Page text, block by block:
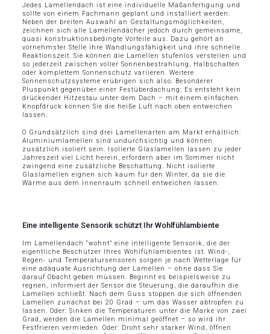
Jedes Lamellendach ist eine individuelle Maßanfertigung und
sollte von einem Fachmann geplant und installiert werden.
Neben der breiten Auswahl an Gestaltungsmöglichkeiten,
zeichnen sich alle Lamellendächer jedoch durch gemeinsame,
quasi konstruktionsbedingte Vorteile aus. Dazu gehört an
vornehmster Stelle ihre Wandlungsfähigkeit und ihre schnelle
Reaktionszeit. Sie können die Lamellen stufenlos verstellen und
so jederzeit zwischen voller Sonnenbestrahlung, Halbschatten
oder komplettem Sonnenschutz variieren. Weitere
Sonnenschutzsysteme erübrigen sich also. Besonderer
Pluspunkt gegenüber einer Festüberdachung: Es entsteht kein
drückender Hitzestau unter dem Dach – mit einem einfachen
Knopfdruck können Sie die heiße Luft nach oben entweichen
lassen.
O Grundsätzlich sind drei Lamellenarten am Markt erhältlich:
Aluminiumlamellen sind undurchsichtig und können
zusätzlich isoliert sein. Isolierte Glaslamellen lassen zu jeder
Jahreszeit viel Licht herein, erfordern aber im Sommer nicht
zwingend eine zusätzliche Beschattung. Nicht isolierte
Glaslamellen eignen sich kaum für den Winter, da sie die
Wärme aus dem Innenraum schnell entweichen lassen.
Eine intelligente Sensorik schützt Ihr Wohlfühlambiente
Im Lamellendach “wohnt” eine intelligente Sensorik, die der
eigentliche Beschützer Ihres Wohlfühlambientes ist. Wind-,
Regen- und Temperatursensoren sorgen je nach Wetterlage für
eine adäquate Ausrichtung der Lamellen – ohne dass Sie
darauf Obacht geben müssen. Beginnt es beispielsweise zu
regnen, informiert der Sensor die Steuerung, die daraufhin die
Lamellen schließt. Nach dem Guss stoppen die sich öffnenden
Lamellen zunächst bei 20 Grad – um das Wasser abtropfen zu
lassen. Oder: Sinken die Temperaturen unter die Marke von zwei
Grad, werden die Lamellen minimal geöffnet – so wird ihr
Festfrieren vermieden. Oder: Droht sehr starker Wind, öffnen